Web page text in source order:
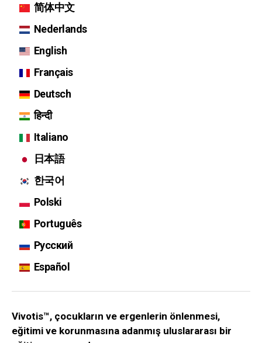
简体中文
Nederlands
English
Français
Deutsch
हिन्दी
Italiano
日本語
한국어
Polski
Português
Русский
Español
Vivotis™, çocukların ve ergenlerin önlenmesi,
eğitimi ve korunmasına adanmış uluslararası bir